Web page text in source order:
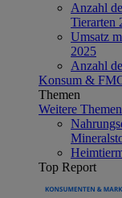
Anzahl
Tierarten
Umsatz
2025
Anzahl
Konsum &
Themen
Weitere Themen
Top Report